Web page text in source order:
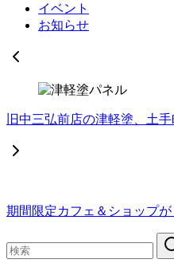
イベント
お知らせ
旧中三弘前店の津軽塗、土
期間限定カフェ＆ショップ